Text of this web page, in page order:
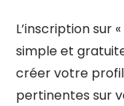
L’inscription sur
simple et
créer votre
pertinentes sur